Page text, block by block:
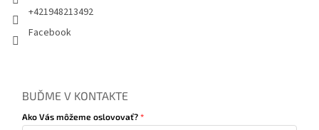
+421948213492
Facebook
BUĎME V KONTAKTE
Ako Vás môžeme oslovovať?